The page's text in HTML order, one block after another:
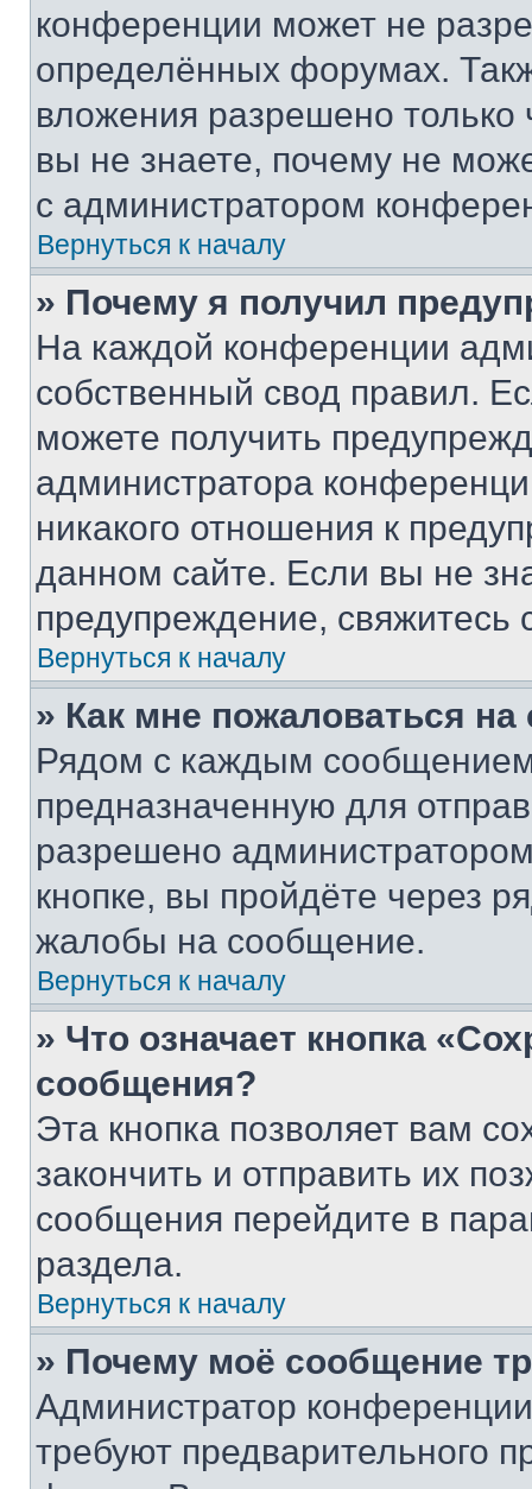
конференции может не
определённых форумах.
вложения разрешено
вы не знаете, почему не
с администратором
Вернуться к началу
» Почему я получил
На каждой конференции
собственный свод правил.
можете получить
администратора
никакого отношения к
данном сайте. Если вы не
предупреждение,
Вернуться к началу
» Как мне пожаловаться
Рядом с каждым сообщением
предназначенную для
разрешено
кнопке, вы пройдёте через
жалобы на сообщение.
Вернуться к началу
» Что означает кнопка
сообщения?
Эта кнопка позволяет вам
закончить и отправить их
сообщения перейдите в
раздела.
Вернуться к началу
» Почему моё сообщение
Администратор
требуют предварительного